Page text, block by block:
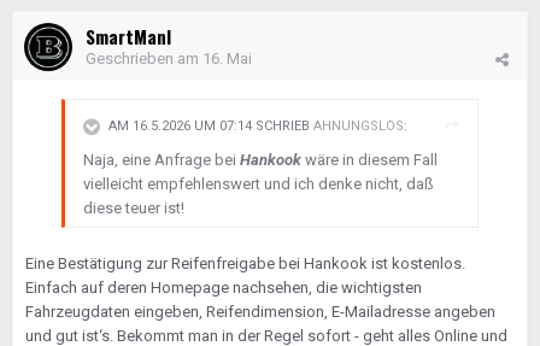
SmartManI
Geschrieben am 16. Mai
AM 16.5.2026 UM 07:14 SCHRIEB AHNUNGSLOS:
Naja, eine Anfrage bei Hankook wäre in diesem Fall
vielleicht empfehlenswert und ich denke nicht, daß
diese teuer ist!
Eine Bestätigung zur Reifenfreigabe bei Hankook ist kostenlos.
Einfach auf deren Homepage nachsehen, die wichtigsten
Fahrzeugdaten eingeben, Reifendimension, E-Mailadresse angeben
und gut ist‘s. Bekommt man in der Regel sofort - geht alles Online und